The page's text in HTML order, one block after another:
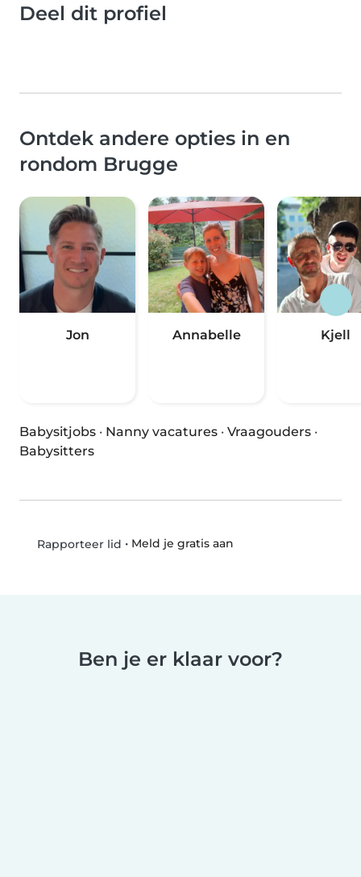
Deel dit profiel
Ontdek andere opties in en
rondom Brugge
Jon Annabelle Kjell
Babysitjobs · Nanny vacatures · Vraagouders ·
Babysitters
Rapporteer lid • Meld je gratis aan
Ben je er klaar voor?